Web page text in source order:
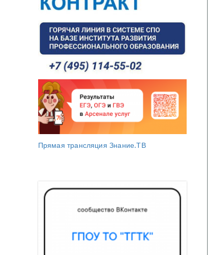
Прямая трансляция Знание.ТВ